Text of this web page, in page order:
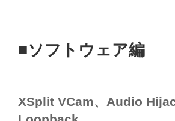
■ソフトウェア編
XSplit VCam、Audio